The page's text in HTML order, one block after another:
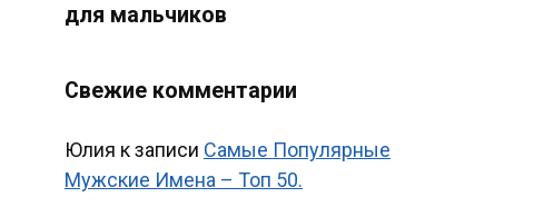
для мальчиков
Свежие комментарии
Юлия к записи Самые Популярные
Мужские Имена – Топ 50.